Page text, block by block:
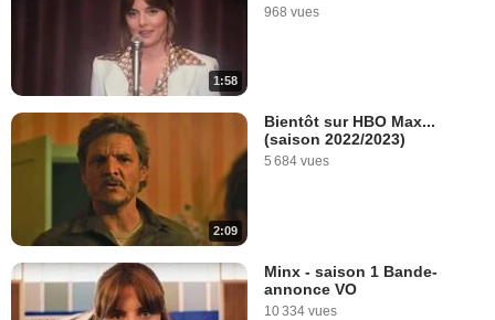
1:58
968 vues
2:09
Bientôt sur HBO Max...
(saison 2022/2023)
5 684 vues
Minx - saison 1 Bande-
annonce VO
10 334 vues